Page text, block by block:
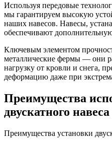
Используя передовые
мы гарантируем высокую
наших навесов. Навесы,
обеспечивают
Ключевым элементом
металлические фермы — они
нагрузку от кровли и снега,
деформацию даже при
Преимущества
двускатного
Преимущества установки